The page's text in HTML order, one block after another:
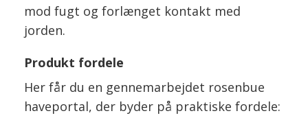
mod fugt og forlænget kontakt med
jorden.
Produkt fordele
Her får du en gennemarbejdet rosenbue
haveportal, der byder på praktiske fordele: